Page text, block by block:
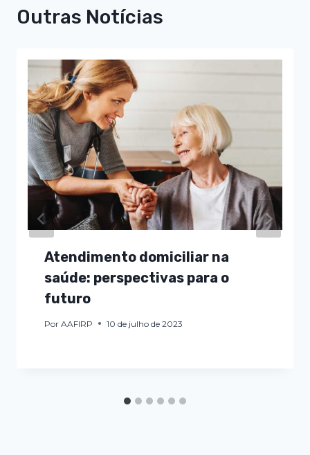
Outras Notícias
Atendimento domiciliar na
saúde: perspectivas para o
futuro
Por AAFIRP 10 de julho de 2023